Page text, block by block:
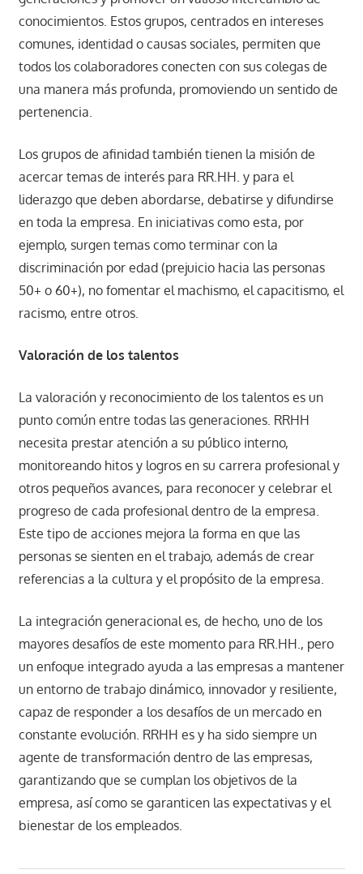
conocimientos. Estos grupos, centrados en intereses
comunes, identidad o causas sociales, permiten que
todos los colaboradores conecten con sus colegas de
una manera más profunda, promoviendo un sentido de
pertenencia.
Los grupos de afinidad también tienen la misión de
acercar temas de interés para RR.HH. y para el
liderazgo que deben abordarse, debatirse y difundirse
en toda la empresa. En iniciativas como esta, por
ejemplo, surgen temas como terminar con la
discriminación por edad (prejuicio hacia las personas
50+ o 60+), no fomentar el machismo, el capacitismo, el
racismo, entre otros.
Valoración de los talentos
La valoración y reconocimiento de los talentos es un
punto común entre todas las generaciones. RRHH
necesita prestar atención a su público interno,
monitoreando hitos y logros en su carrera profesional y
otros pequeños avances, para reconocer y celebrar el
progreso de cada profesional dentro de la empresa.
Este tipo de acciones mejora la forma en que las
personas se sienten en el trabajo, además de crear
referencias a la cultura y el propósito de la empresa.
La integración generacional es, de hecho, uno de los
mayores desafíos de este momento para RR.HH., pero
un enfoque integrado ayuda a las empresas a mantener
un entorno de trabajo dinámico, innovador y resiliente,
capaz de responder a los desafíos de un mercado en
constante evolución. RRHH es y ha sido siempre un
agente de transformación dentro de las empresas,
garantizando que se cumplan los objetivos de la
empresa, así como se garanticen las expectativas y el
bienestar de los empleados.